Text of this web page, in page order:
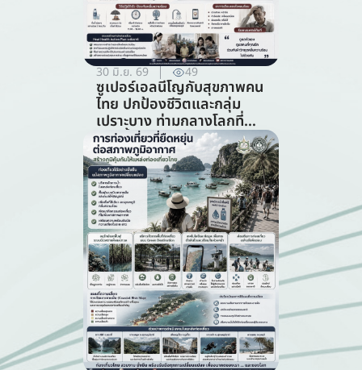
30 มิ.ย. 69 49
ซูเปอร์เอลนีโญกับสุขภาพคน
ไทย ปกป้องชีวิตและกลุ่ม
เปราะบาง ท่ามกลางโลกที่
ร้อนขึ้น (สาขาสาธารณสุข)